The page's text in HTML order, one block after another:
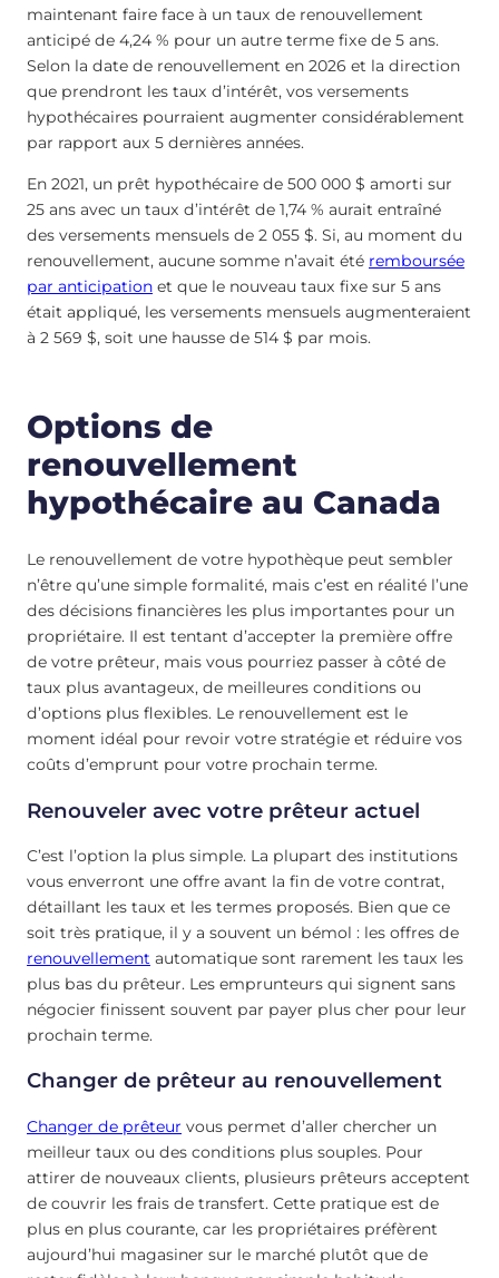
maintenant faire face à un taux de renouvellement
anticipé de 4,24 % pour un autre terme fixe de 5 ans.
Selon la date de renouvellement en 2026 et la direction
que prendront les taux d’intérêt, vos versements
hypothécaires pourraient augmenter considérablement
par rapport aux 5 dernières années.
En 2021, un prêt hypothécaire de 500 000 $ amorti sur
25 ans avec un taux d’intérêt de 1,74 % aurait entraîné
des versements mensuels de 2 055 $. Si, au moment du
renouvellement, aucune somme n’avait été remboursée
par anticipation et que le nouveau taux fixe sur 5 ans
était appliqué, les versements mensuels augmenteraient
à 2 569 $, soit une hausse de 514 $ par mois.
Options de
renouvellement
hypothécaire au Canada
Le renouvellement de votre hypothèque peut sembler
n’être qu’une simple formalité, mais c’est en réalité l’une
des décisions financières les plus importantes pour un
propriétaire. Il est tentant d’accepter la première offre
de votre prêteur, mais vous pourriez passer à côté de
taux plus avantageux, de meilleures conditions ou
d’options plus flexibles. Le renouvellement est le
moment idéal pour revoir votre stratégie et réduire vos
coûts d’emprunt pour votre prochain terme.
Renouveler avec votre prêteur actuel
C’est l’option la plus simple. La plupart des institutions
vous enverront une offre avant la fin de votre contrat,
détaillant les taux et les termes proposés. Bien que ce
soit très pratique, il y a souvent un bémol : les offres de
renouvellement automatique sont rarement les taux les
plus bas du prêteur. Les emprunteurs qui signent sans
négocier finissent souvent par payer plus cher pour leur
prochain terme.
Changer de prêteur au renouvellement
Changer de prêteur vous permet d’aller chercher un
meilleur taux ou des conditions plus souples. Pour
attirer de nouveaux clients, plusieurs prêteurs acceptent
de couvrir les frais de transfert. Cette pratique est de
plus en plus courante, car les propriétaires préfèrent
aujourd’hui magasiner sur le marché plutôt que de